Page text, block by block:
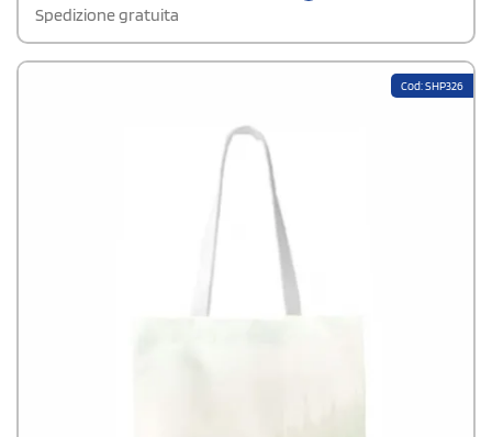
Spedizione gratuita
Cod: SHP326